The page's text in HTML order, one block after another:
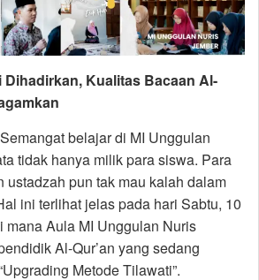
Dihadirkan, Kualitas Bacaan Al-
Semangat belajar di MI Unggulan
tidak hanya milik para siswa. Para
ustadzah pun tak mau kalah dalam
ini terlihat jelas pada hari Sabtu, 10
mana Aula MI Unggulan Nuris
Al-Qur’an yang sedang
Metode Tilawati”.